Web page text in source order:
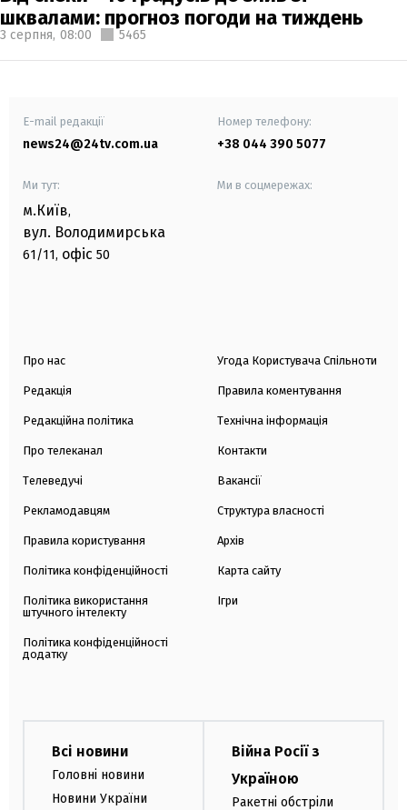
шквалами: прогноз погоди на тиждень
3 серпня, 08:00 5465
E-mail редакції
news24@24tv.com.ua
Номер телефону:
+38 044 390 5077
Ми тут:
м.Київ,
вул. Володимирська
61/11, офіс 50
Ми в соцмережах:
Про нас
Редакція
Редакційна політика
Про телеканал
Телеведучі
Рекламодавцям
Правила користування
Політика конфіденційності
Політика використання
штучного інтелекту
Політика конфіденційності
додатку
Угода Користувача Спільноти
Правила коментування
Технічна інформація
Контакти
Вакансії
Структура власності
Архів
Карта сайту
Ігри
Всі новини
Головні новини
Новини України
Війна Росії з
Україною
Ракетні обстріли